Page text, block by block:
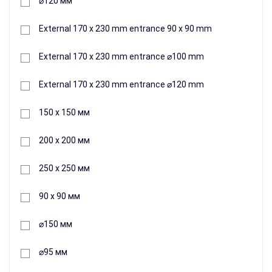
90 x 90 mm of brown color
132 грн.
Коліно для витяжки Сьогодні на ринку є дуже великий
матеріалі пвх. Використовують коліно для монтажу
альтернативний варіант, надзвичайно стійкий до
+
External 170 x 230 mm entrance 90 x 90 mm
External 170 x 230 mm entrance ⌀100 mm
External 170 x 230 mm entrance ⌀120 mm
150 х 150 мм
200 х 200 мм
250 х 250 мм
90 х 90 мм
⌀150 мм
⌀95 мм